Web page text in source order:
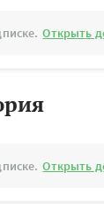
Открыть
Открыть